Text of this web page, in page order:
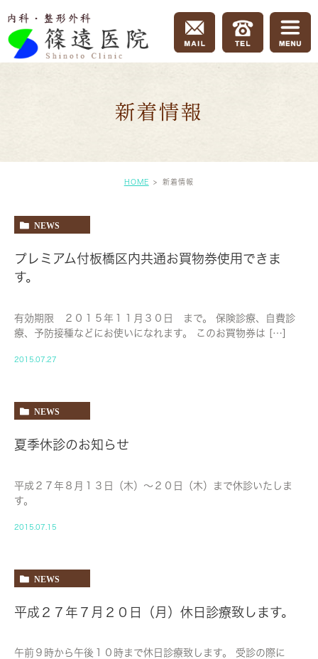
新着情報
HOME 新着情報
NEWS
プレミアム付板橋区内共通お買物券使用できま
す。
有効期限 ２０１５年１１月３０日 まで。 保険診療、自費診
療、予防接種などにお使いになれます。 このお買物券は […]
2015.07.27
NEWS
夏季休診のお知らせ
平成２７年８月１３日（木）〜２０日（木）まで休診いたしま
す。
2015.07.15
NEWS
平成２７年７月２０日（月）休日診療致します。
午前９時から午後１０時まで休日診療致します。 受診の際に